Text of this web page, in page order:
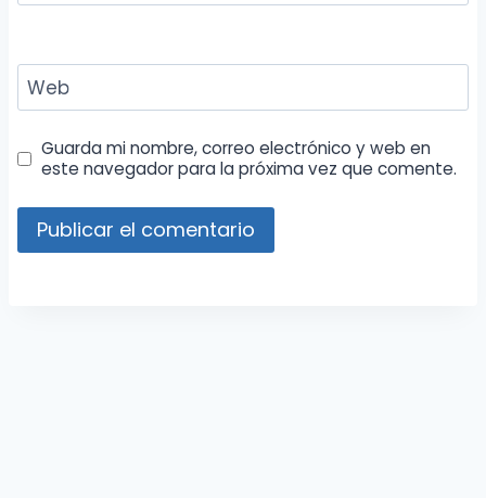
Web
Guarda mi nombre, correo electrónico y web en
este navegador para la próxima vez que comente.